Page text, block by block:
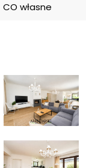
CO własne